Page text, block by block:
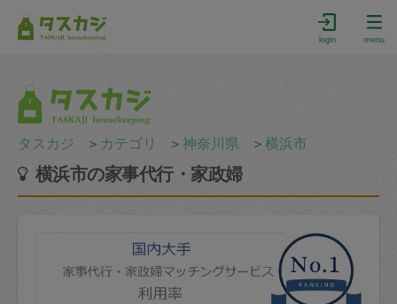
login menu
タスカジ ＞ カテゴリ ＞神奈川県 ＞横浜市
横浜市の家事代行・家政婦